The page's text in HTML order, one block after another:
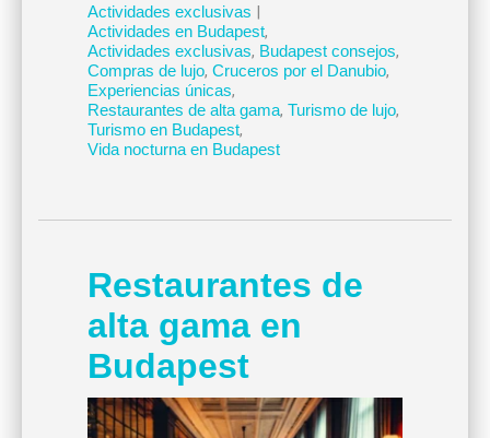
Actividades exclusivas |
Actividades en Budapest,
Actividades exclusivas, Budapest consejos,
Compras de lujo, Cruceros por el Danubio,
Experiencias únicas,
Restaurantes de alta gama, Turismo de lujo,
Turismo en Budapest,
Vida nocturna en Budapest
Restaurantes de
alta gama en
Budapest